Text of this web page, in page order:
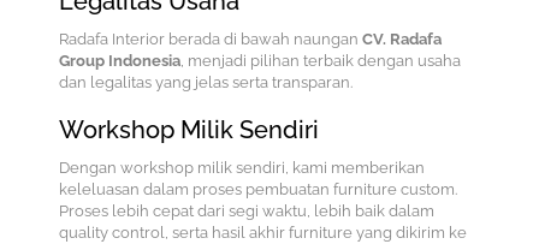
Radafa Interior berada di bawah naunganCV. Radafa
Group Indonesia, menjadi pilihan terbaik dengan usaha
dan legalitas yang jelas serta transparan.
Workshop Milik Sendiri
Dengan workshop milik sendiri, kami memberikan
keleluasan dalam proses pembuatan furniture custom.
Proses lebih cepat dari segi waktu, lebih baik dalam
quality control, serta hasil akhir furniture yang dikirim ke